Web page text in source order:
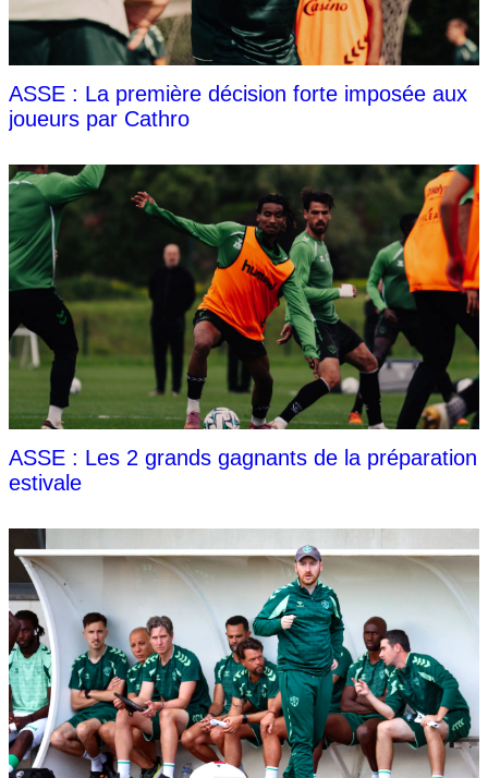
ASSE : La première décision forte imposée aux
joueurs par Cathro
ASSE : Les 2 grands gagnants de la préparation
estivale